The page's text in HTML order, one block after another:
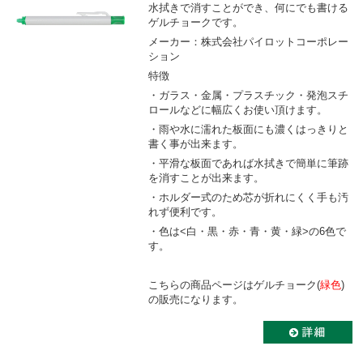
水拭きで消すことができ、何にでも書ける
ゲルチョークです。
メーカー：株式会社パイロットコーポレー
ション
特徴
・ガラス・金属・プラスチック・発泡スチ
ロールなどに幅広くお使い頂けます。
・雨や水に濡れた板面にも濃くはっきりと
書く事が出来ます。
・平滑な板面であれば水拭きで簡単に筆跡
を消すことが出来ます。
・ホルダー式のため芯が折れにくく手も汚
れず便利です。
・色は<白・黒・赤・青・黄・緑>の6色で
す。
こちらの商品ページはゲルチョーク(緑色)
の販売になります。